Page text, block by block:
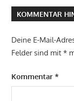
KOMMENTAR
Deine E-Mail-
Felder sind mit *
Kommentar *